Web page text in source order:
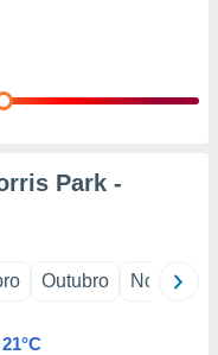
Park -
Outubro Novembro
21°C